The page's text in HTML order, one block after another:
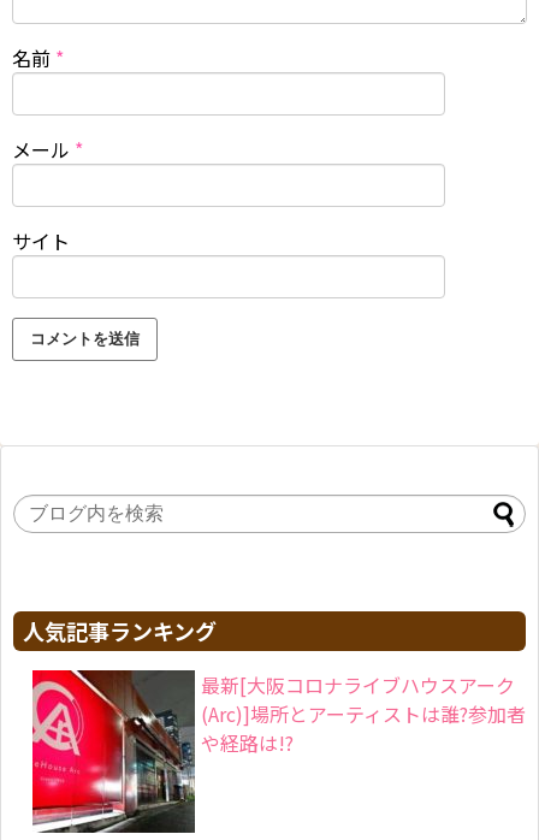
名前 *
メール *
サイト
人気記事ランキング
最新[大阪コロナライブハウスアーク
(Arc)]場所とアーティストは誰?参加者
や経路は!?